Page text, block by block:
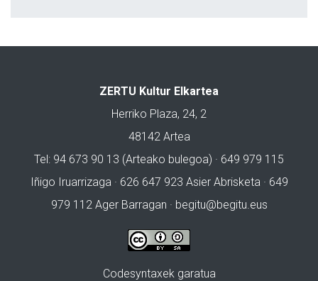
ZERTU Kultur Elkartea
Herriko Plaza, 24, 2
48142 Artea
Tel: 94 673 90 13 (Arteako bulegoa) · 649 979 115
Iñigo Iruarrizaga · 626 647 923 Asier Abrisketa · 649
979 112 Ager Barragan · begitu@begitu.eus
Codesyntaxek garatua